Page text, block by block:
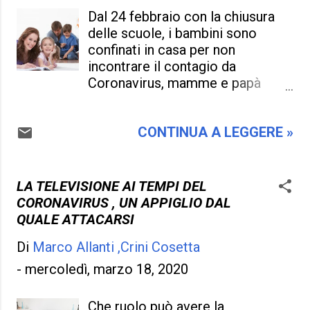
i virus, le pandemie sono quelle
cose da mettere in conto fin da
adesso. Anche se ancora il
Coronavirus non è debellato, e
Pasqua e Pasquetta dobbiamo
stare dell' altro in casa, che in
precisa per abbandonare le case
una volta per tutte ci preoccupa,
essenziale da starci ancora per
molto tempo dentro , prend...
Dal 24 febbraio con la chiusura
delle scuole, i bambini sono
confinati in casa per non
incontrare il contagio da
Coronavirus, mamme e papà
fatto di non assicurarli quella
irrequieti, scalmanati, agitati del
previsto, e solo l' affetto, la
pazienza, e nel farli svagare in
concedono un minuto di riposo.
Sempre alla ricerca di quel
pensare, alla corsa nei giardini
CONTINUA A LEGGERE »
LA TELEVISIONE AI TEMPI DEL
CORONAVIRUS , UN APPIGLIO DAL
QUALE ATTACARSI
Di Marco Allanti ,Crini Cosetta
- mercoledì, marzo 18, 2020
Che ruolo può avere la